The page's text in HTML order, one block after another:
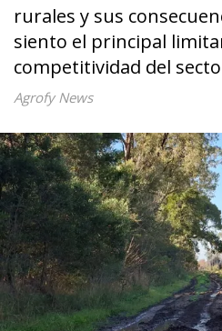
rurales y sus
siento el principal
competitividad del
Agrofy News